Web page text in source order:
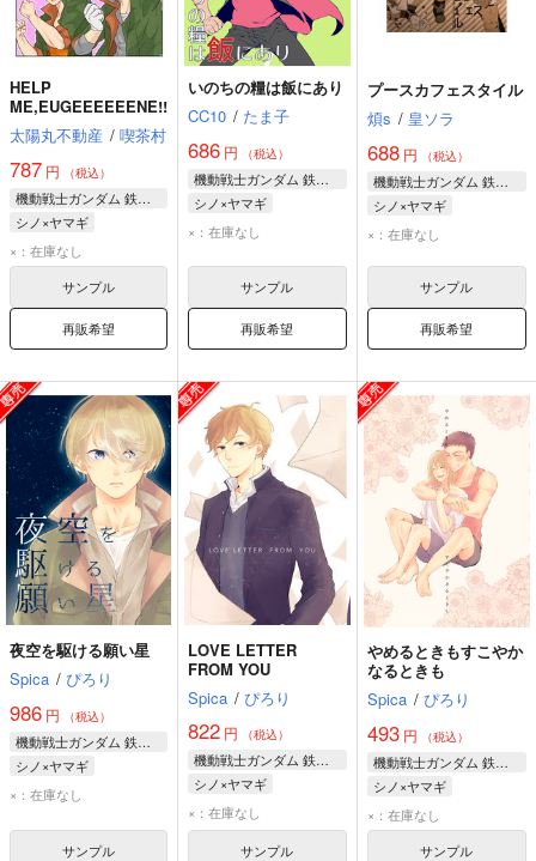
HELP
ME,EUGEEEEEENE!!
太陽丸不動産 / 喫茶村
787 円 （税込）
機動戦士ガンダム 鉄血のオルフェンズ
シノ×ヤマギ
ヤマギ・ギルマトン
ノルバ・シノ
×：在庫なし
サンプル
再販希望
いのちの糧は飯にあり
CC10 / たま子
686 円 （税込）
機動戦士ガンダム 鉄血のオルフェンズ
シノ×ヤマギ
ノルバ・シノ
×：在庫なし
サンプル
再販希望
プースカフェスタイル
煩s / 皇ソラ
688円 （税込）
機動戦士ガンダム 鉄血のオルフェンズ
シノ×ヤマギ
三日月・オーガス
マクギリス・ファリド
×：在庫なし
サンプル
再販希望
夜空を駆ける願い星
Spica / ぴろり
986 円 （税込）
機動戦士ガンダム 鉄血のオルフェンズ
シノ×ヤマギ
ノルバ・シノ
×：在庫なし
サンプル
LOVE LETTER
FROM YOU
Spica / ぴろり
822 円 （税込）
機動戦士ガンダム 鉄血のオルフェンズ
シノ×ヤマギ
ノルバ・シノ
ヤマギ・ギルマトン
×：在庫なし
サンプル
やめるときもすこやか
なるときも
Spica / ぴろり
493円 （税込）
機動戦士ガンダム 鉄血のオルフェンズ
シノ×ヤマギ
ノルバ・シノ
ヤマギ・ギルマトン
×：在庫なし
サンプル